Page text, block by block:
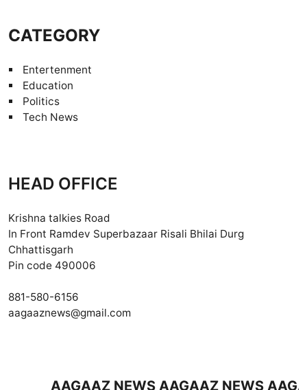
CATEGORY
Entertenment
Education
Politics
Tech News
HEAD OFFICE
Krishna talkies Road
In Front Ramdev Superbazaar Risali Bhilai Durg
Chhattisgarh
Pin code 490006
881-580-6156
aagaaznews@gmail.com
AAGAAZ NEWS AAGAAZ NEWS